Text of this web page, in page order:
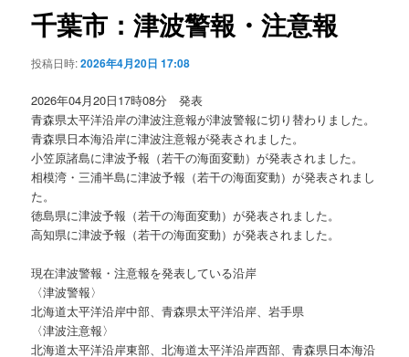
ゲ
ー
ョ
千葉市：津波警報・注意報
投稿日時:2026年4月20日 17:08
2026年04月20日17時08分 発表
青森県太平洋沿岸の津波注意報が津波警報に切り替わりました。
青森県日本海沿岸に津波注意報が発表されました。
小笠原諸島に津波予報（若干の海面変動）が発表されました。
相模湾・三浦半島に津波予報（若干の海面変動）が発表されまし
た。
徳島県に津波予報（若干の海面変動）が発表されました。
高知県に津波予報（若干の海面変動）が発表されました。
現在津波警報・注意報を発表している沿岸
〈津波警報〉
北海道太平洋沿岸中部、青森県太平洋沿岸、岩手県
〈津波注意報〉
北海道太平洋沿岸東部、北海道太平洋沿岸西部、青森県日本海沿